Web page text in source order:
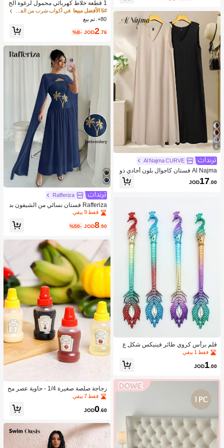
6
Al Najma CURVE
Al Najma فستان كاجوال بلون أحادي ذو
ياقة على شكل حرف V لحجم كبير للنسا
ء
JOD17 .00
قلم برأس كروي طائر فينيكس شكل ع
شوائي قطعة واحدة
فقط 1 بيقي
JOD1.00
1 قطعة خلاط كهربائي محمول لرغوة الح
ليب، رغاية الحليب القابلة للشحن - شحن
USB، 3 سرعات، خلاط حليب كهربائي ص
غير، مناسب للقهوة/اللاتيه/الكابتشينو/الش
وكولاتة الساخنة/البيض
5# الأفضل مبيعا
في أكواب شرب من الفولاذ المقاوم للصدأ جهاز رغوة ال
80+. تم بيع
JOD2.76
%8-
Rafferiza
Rafferiza فستان نسائي من الشيفون بد
ون أكمام بتفاصيل متداخلة ، وردي
فقط 9 بيقي
JOD8.90
%50-
زجاجة صلصة صغيرة 1/4 - حاوية عصر مح
مولة للتوابل لصلصة الطماطم والزيت و
غداء المكتب، حاوية بلاستيكية محمولة، أد
فقط 7 بيقي
JOD0.60